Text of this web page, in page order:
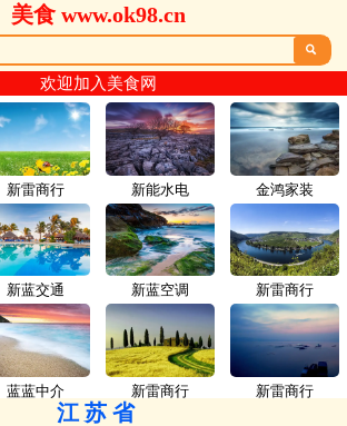
美食 www.ok98.cn

欢迎加入美食网
新雷商行
新蓝交通
蓝蓝中介
新能水电 金鸿家装
新蓝空调 新雷商行
新雷商行 新雷商行
江苏省